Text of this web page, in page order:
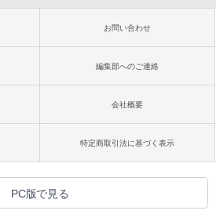
お問い合わせ
編集部へのご連絡
会社概要
特定商取引法に基づく表示
PC版で見る